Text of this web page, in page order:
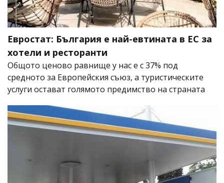
Евростат: България е най-евтината в ЕС за
хотели и ресторанти
Общото ценово равнище у нас е с 37% под
средното за Европейския съюз, а туристическите
услуги остават голямото предимство на страната